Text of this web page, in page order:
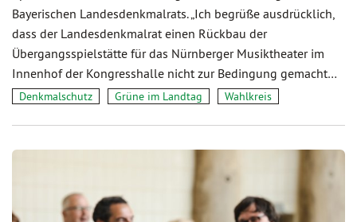
Bayerischen Landesdenkmalrats. „Ich begrüße ausdrücklich,
dass der Landesdenkmalrat einen Rückbau der
Übergangsspielstätte für das Nürnberger Musiktheater im
Innenhof der Kongresshalle nicht zur Bedingung gemacht…
Denkmalschutz Grüne im Landtag Wahlkreis